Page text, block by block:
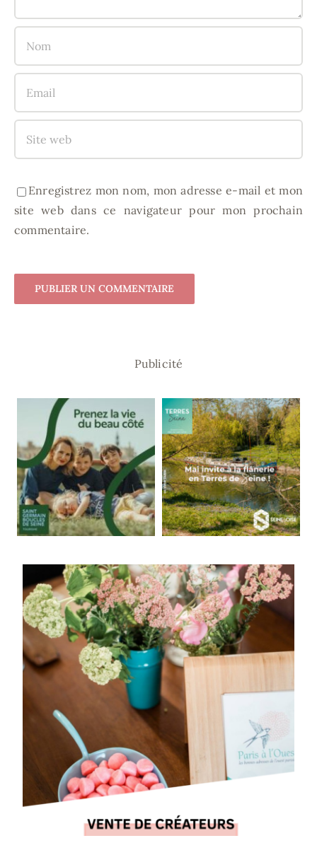
Enregistrez mon nom, mon adresse e-mail et mon
site web dans ce navigateur pour mon prochain
commentaire.
Publicité